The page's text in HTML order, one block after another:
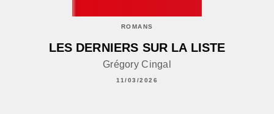
ROMANS
LES DERNIERS SUR LA LISTE
Grégory Cingal
11/03/2026